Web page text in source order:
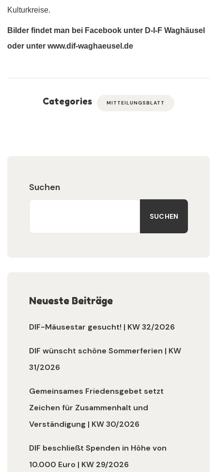
Kulturkreise.
Bilder findet man bei Facebook unter D-I-F Waghäusel
oder unter www.dif-waghaeusel.de
Categories MITTEILUNGSBLATT
Suchen
SUCHEN
Neueste Beiträge
DIF-Mäusestar gesucht! | KW 32/2026
DIF wünscht schöne Sommerferien | KW
31/2026
Gemeinsames Friedensgebet setzt
Zeichen für Zusammenhalt und
Verständigung | KW 30/2026
DIF beschließt Spenden in Höhe von
10.000 Euro | KW 29/2026